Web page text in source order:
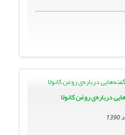
درباره‌ی روغن کانولا